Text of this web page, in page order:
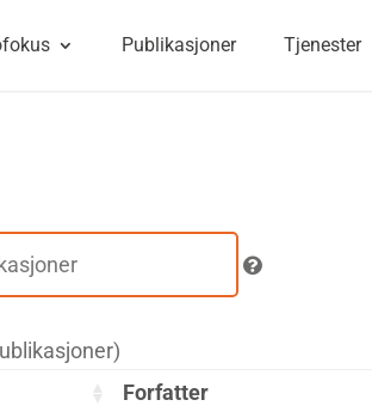
Publikasjoner Tjenester
Forfatter